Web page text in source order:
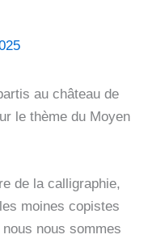
au château de
le thème du Moyen
de la calligraphie,
moines copistes
nous sommes